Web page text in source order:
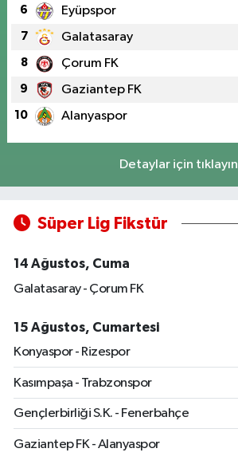
6 Eyüpspor
7 Galatasaray
8 Çorum FK
9 Gaziantep FK
10 Alanyaspor
Detaylar için tıklayın
Süper Lig Fikstür
14 Ağustos, Cuma
Galatasaray - Çorum FK
15 Ağustos, Cumartesi
Konyaspor - Rizespor
Kasımpaşa - Trabzonspor
Gençlerbirliği S.K. - Fenerbahçe
Gaziantep FK - Alanyaspor